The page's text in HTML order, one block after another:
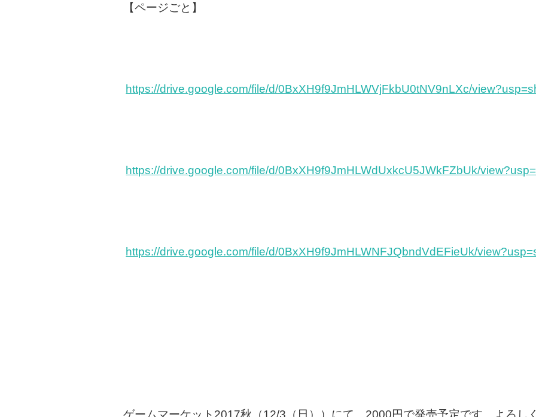
【ページごと】
https://drive.google.com/file/d/0BxXH9f9JmHLWVjFkbU0tNV9nLXc/
https://drive.google.com/file/d/0BxXH9f9JmHLWdUxkcU5JWkFZbUk/
https://drive.google.com/file/d/0BxXH9f9JmHLWNFJQbndVdEFieUk/
ゲームマーケット2017秋（12/3（日））にて、2000円で発売予定です。よろし